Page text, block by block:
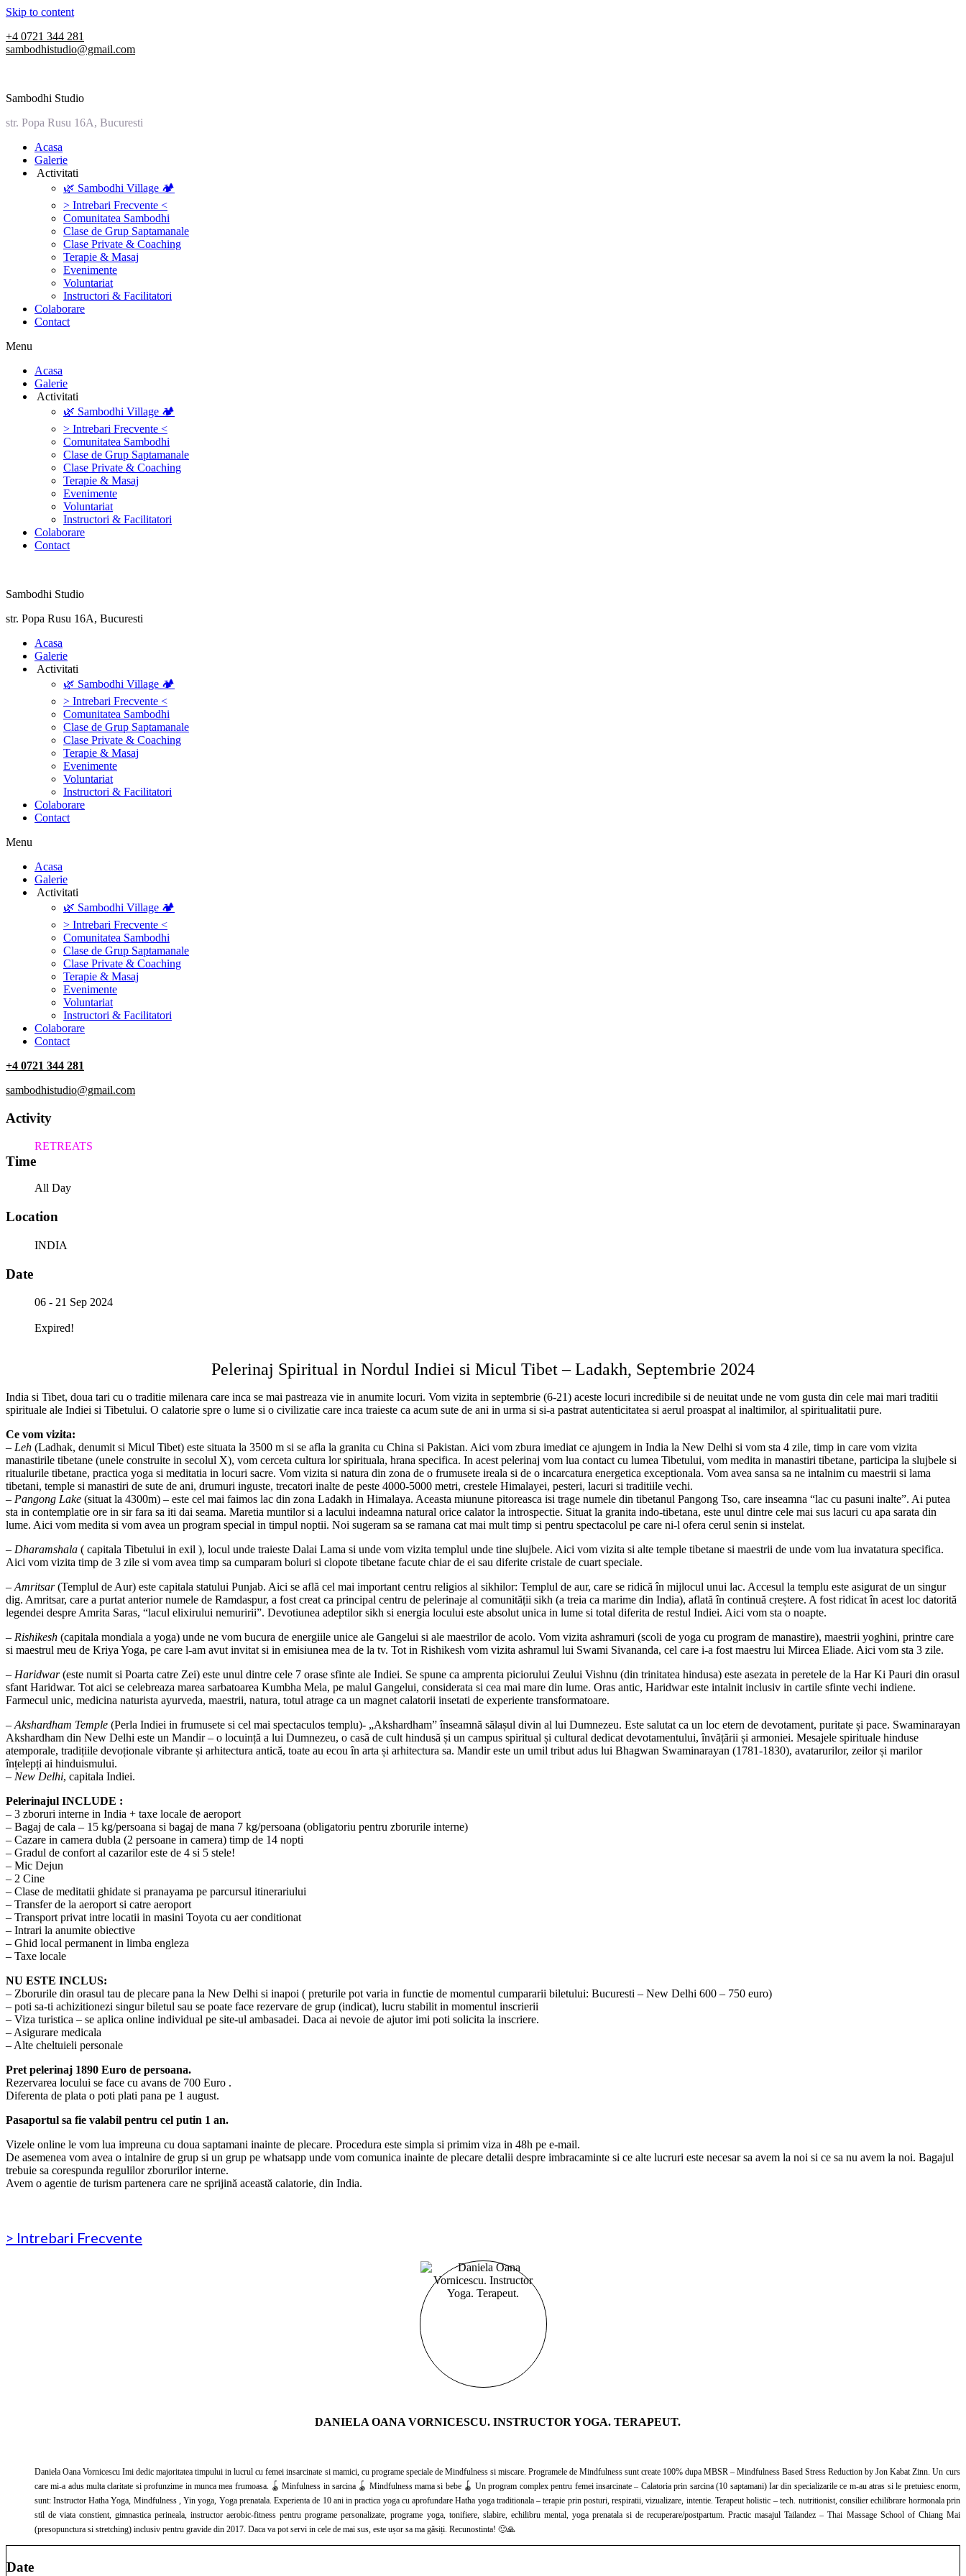
Skip to content
+4 0721 344 281
sambodhistudio@gmail.com
Sambodhi Studio
str. Popa Rusu 16A, Bucuresti
‎Acasa
Galerie
‎ ‎Activitati‎
🌿 Sambodhi Village 🏕️
> Intrebari Frecvente <
Comunitatea Sambodhi
Clase de Grup Saptamanale
Clase Private & Coaching
Terapie & Masaj
‎Evenimente
Voluntariat
‏‏‎Instructori & Facilitatori
Colaborare
Contact
Menu
‎Acasa
Galerie
‎ ‎Activitati‎
🌿 Sambodhi Village 🏕️
> Intrebari Frecvente <
Comunitatea Sambodhi
Clase de Grup Saptamanale
Clase Private & Coaching
Terapie & Masaj
‎Evenimente
Voluntariat
‏‏‎Instructori & Facilitatori
Colaborare
Contact
Sambodhi Studio
str. Popa Rusu 16A, Bucuresti
‎Acasa
Galerie
‎ ‎Activitati‎
🌿 Sambodhi Village 🏕️
> Intrebari Frecvente <
Comunitatea Sambodhi
Clase de Grup Saptamanale
Clase Private & Coaching
Terapie & Masaj
‎Evenimente
Voluntariat
‏‏‎Instructori & Facilitatori
Colaborare
Contact
Menu
‎Acasa
Galerie
‎ ‎Activitati‎
🌿 Sambodhi Village 🏕️
> Intrebari Frecvente <
Comunitatea Sambodhi
Clase de Grup Saptamanale
Clase Private & Coaching
Terapie & Masaj
‎Evenimente
Voluntariat
‏‏‎Instructori & Facilitatori
Colaborare
Contact
+4 0721 344 281
sambodhistudio@gmail.com
Activity
RETREATS
Time
All Day
Location
INDIA
Date
06 - 21 Sep 2024
Expired!
Pelerinaj Spiritual in Nordul Indiei si Micul Tibet – Ladakh, Septembrie 2024
India si Tibet, doua tari cu o traditie milenara care inca se mai pastreaza vie in anumite locuri. Vom vizita in septembrie (6-21) aceste locuri incredibile si de neuitat unde ne vom gusta din cele mai mari traditii
spirituale ale Indiei si Tibetului. O calatorie spre o lume si o civilizatie care inca traieste ca acum sute de ani in urma si si-a pastrat autenticitatea si aerul proaspat al inaltimilor, al spiritualitatii pure.
Ce vom vizita:
– Leh (Ladhak, denumit si Micul Tibet) este situata la 3500 m si se afla la granita cu China si Pakistan. Aici vom zbura imediat ce ajungem in India la New Delhi si vom sta 4 zile, timp in care vom vizita
manastirile tibetane (unele construite in secolul X), vom cerceta cultura lor spirituala, hrana specifica. In acest pelerinaj vom lua contact cu lumea Tibetului, vom medita in manastiri tibetane, participa la slujbele si
ritualurile tibetane, practica yoga si meditatia in locuri sacre. Vom vizita si natura din zona de o frumusete ireala si de o incarcatura energetica exceptionala. Vom avea sansa sa ne intalnim cu maestrii si lama
tibetani, temple si manastiri de sute de ani, drumuri inguste, trecatori inalte de peste 4000-5000 metri, crestele Himalayei, pesteri, lacuri si traditiile vechi.
– Pangong Lake (situat la 4300m) – este cel mai faimos lac din zona Ladakh in Himalaya. Aceasta miunune pitoreasca isi trage numele din tibetanul Pangong Tso, care inseamna “lac cu pasuni inalte”. Ai putea
sta in contemplatie ore in sir fara sa iti dai seama. Maretia muntilor si a lacului indeamna natural orice calator la introspectie. Situat la granita indo-tibetana, este unul dintre cele mai sus lacuri cu apa sarata din
lume. Aici vom medita si vom avea un program special in timpul noptii. Noi sugeram sa se ramana cat mai mult timp si pentru spectacolul pe care ni-l ofera cerul senin si instelat.
– Dharamshala ( capitala Tibetului in exil ), locul unde traieste Dalai Lama si unde vom vizita templul unde tine slujbele. Aici vom vizita si alte temple tibetane si maestrii de unde vom lua invatatura specifica.
Aici vom vizita timp de 3 zile si vom avea timp sa cumparam boluri si clopote tibetane facute chiar de ei sau diferite cristale de cuart speciale.
– Amritsar(Templul de Aur) este capitala statului Punjab. Aici se află cel mai important centru religios al sikhilor: Templul de aur, care se ridică în mijlocul unui lac. Accesul la templu este asigurat de un singur
dig. Amritsar, care a purtat anterior numele de Ramdaspur, a fost creat ca principal centru de pelerinaje al comunității sikh (a treia ca marime din India), aflată în continuă creștere. A fost ridicat în acest loc datorită
legendei despre Amrita Saras, “lacul elixirului nemuririi”. Devotiunea adeptilor sikh si energia locului este absolut unica in lume si total diferita de restul Indiei. Aici vom sta o noapte.
– Rishikesh (capitala mondiala a yoga) unde ne vom bucura de energiile unice ale Gangelui si ale maestrilor de acolo. Vom vizita ashramuri (scoli de yoga cu program de manastire), maestrii yoghini, printre care
si maestrul meu de Kriya Yoga, pe care l-am avut invitat si in emisiunea mea de la tv. Tot in Rishikesh vom vizita ashramul lui Swami Sivananda, cel care i-a fost maestru lui Mircea Eliade. Aici vom sta 3 zile.
– Haridwar(este numit si Poarta catre Zei) este unul dintre cele 7 orase sfinte ale Indiei. Se spune ca amprenta piciorului Zeului Vishnu (din trinitatea hindusa) este asezata in peretele de la Har Ki Pauri din orasul
sfant Haridwar. Tot aici se celebreaza marea sarbatoarea Kumbha Mela, pe malul Gangelui, considerata si cea mai mare din lume. Oras antic, Haridwar este intalnit inclusiv in cartile sfinte vechi indiene.
Farmecul unic, medicina naturista ayurveda, maestrii, natura, totul atrage ca un magnet calatorii insetati de experiente transformatoare.
– Akshardham Temple (Perla Indiei in frumusete si cel mai spectaculos templu)- „Akshardham” înseamnă sălașul divin al lui Dumnezeu. Este salutat ca un loc etern de devotament, puritate și pace. Swaminarayan
Akshardham din New Delhi este un Mandir – o locuință a lui Dumnezeu, o casă de cult hindusă și un campus spiritual și cultural dedicat devotamentului, învățării și armoniei. Mesajele spirituale hinduse
atemporale, tradițiile devoționale vibrante și arhitectura antică, toate au ecou în arta și arhitectura sa. Mandir este un umil tribut adus lui Bhagwan Swaminarayan (1781-1830), avatarurilor, zeilor și marilor
înțelepți ai hinduismului.
– New Delhi, capitala Indiei.
Pelerinajul INCLUDE :
– 3 zboruri interne in India + taxe locale de aeroport
– Bagaj de cala – 15 kg/persoana si bagaj de mana 7 kg/persoana (obligatoriu pentru zborurile interne)
– Cazare in camera dubla (2 persoane in camera) timp de 14 nopti
– Gradul de confort al cazarilor este de 4 si 5 stele!
– Mic Dejun
– 2 Cine
– Clase de meditatii ghidate si pranayama pe parcursul itinerariului
– Transfer de la aeroport si catre aeroport
– Transport privat intre locatii in masini Toyota cu aer conditionat
– Intrari la anumite obiective
– Ghid local permanent in limba engleza
– Taxe locale
NU ESTE INCLUS:
– Zborurile din orasul tau de plecare pana la New Delhi si inapoi ( preturile pot varia in functie de momentul cumpararii biletului: Bucuresti – New Delhi 600 – 750 euro)
– poti sa-ti achizitionezi singur biletul sau se poate face rezervare de grup (indicat), lucru stabilit in momentul inscrierii
– Viza turistica – se aplica online individual pe site-ul ambasadei. Daca ai nevoie de ajutor imi poti solicita la inscriere.
– Asigurare medicala
– Alte cheltuieli personale
Pret pelerinaj 1890 Euro de persoana.
Rezervarea locului se face cu avans de 700 Euro .
Diferenta de plata o poti plati pana pe 1 august.
Pasaportul sa fie valabil pentru cel putin 1 an.
Vizele online le vom lua impreuna cu doua saptamani inainte de plecare. Procedura este simpla si primim viza in 48h pe e-mail.
De asemenea vom avea o intalnire de grup si un grup pe whatsapp unde vom comunica inainte de plecare detalii despre imbracaminte si ce alte lucruri este necesar sa avem la noi si ce sa nu avem la noi. Bagajul
trebuie sa corespunda regulilor zborurilor interne.
Avem o agentie de turism partenera care ne sprijină această calatorie, din India.
> Intrebari Frecvente
DANIELA OANA VORNICESCU. INSTRUCTOR YOGA. TERAPEUT.
Daniela Oana Vornicescu Imi dedic majoritatea timpului in lucrul cu femei insarcinate si mamici, cu programe speciale de Mindfulness si miscare. Programele de Mindfulness sunt create 100% dupa MBSR – Mindfulness Based Stress Reduction by Jon Kabat Zinn. Un curs
care mi-a adus multa claritate si profunzime in munca mea frumoasa. 🪀 Minfulness in sarcina 🪀 Mindfulness mama si bebe 🪀 Un program complex pentru femei insarcinate – Calatoria prin sarcina (10 saptamani) Iar din specializarile ce m-au atras si le pretuiesc enorm,
sunt: Instructor Hatha Yoga, Mindfulness , Yin yoga, Yoga prenatala. Experienta de 10 ani in practica yoga cu aprofundare Hatha yoga traditionala – terapie prin posturi, respiratii, vizualizare, intentie. Terapeut holistic – tech. nutritionist, consilier echilibrare hormonala prin
stil de viata constient, gimnastica perineala, instructor aerobic-fitness pentru programe personalizate, programe yoga, tonifiere, slabire, echilibru mental, yoga prenatala si de recuperare/postpartum. Practic masajul Tailandez – Thai Massage School of Chiang Mai
(presopunctura si stretching) inclusiv pentru gravide din 2017. Daca va pot servi in cele de mai sus, este ușor sa ma găsiți. Recunostinta! 🙂🙏
Date